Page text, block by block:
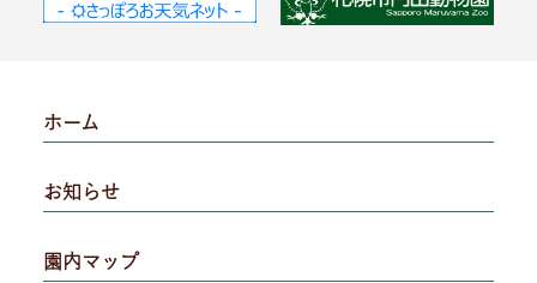
ホーム
お知らせ
園内マップ